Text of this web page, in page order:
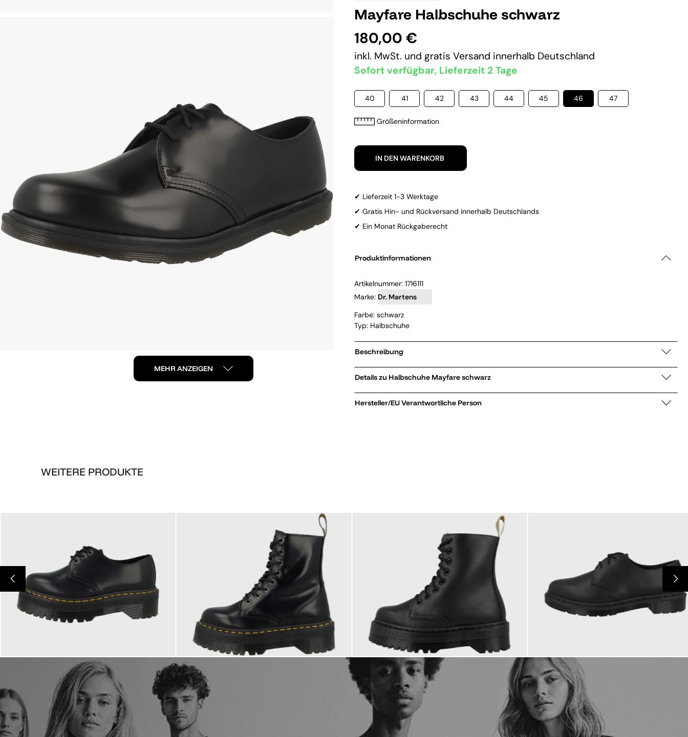
MEHR ANZEIGEN
Mayfare Halbschuhe schwarz
180,00 €
inkl. MwSt. und gratis Versand innerhalb Deutschland
Sofort verfügbar, Lieferzeit 2 Tage
40 41 42 43 44 45 46 47
Größeninformation
IN DEN WARENKORB
✔ Lieferzeit 1-3 Werktage
✔ Gratis Hin- und Rückversand innerhalb Deutschlands
✔ Ein Monat Rückgaberecht
Produktinformationen
Artikelnummer: 1716111
Marke: Dr. Martens
Farbe: schwarz
Typ: Halbschuhe
Beschreibung
Details zu Halbschuhe Mayfare schwarz
Hersteller/EU Verantwortliche Person
WEITERE PRODUKTE
230,00 € ab230,00 €